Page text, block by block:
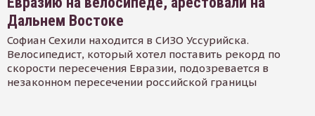
Дальнем Востоке
Софиан Сехили находится в СИЗО Уссурийска.
Велосипедист, который хотел поставить рекорд по
скорости пересечения Евразии, подозревается в
незаконном пересечении российской границы